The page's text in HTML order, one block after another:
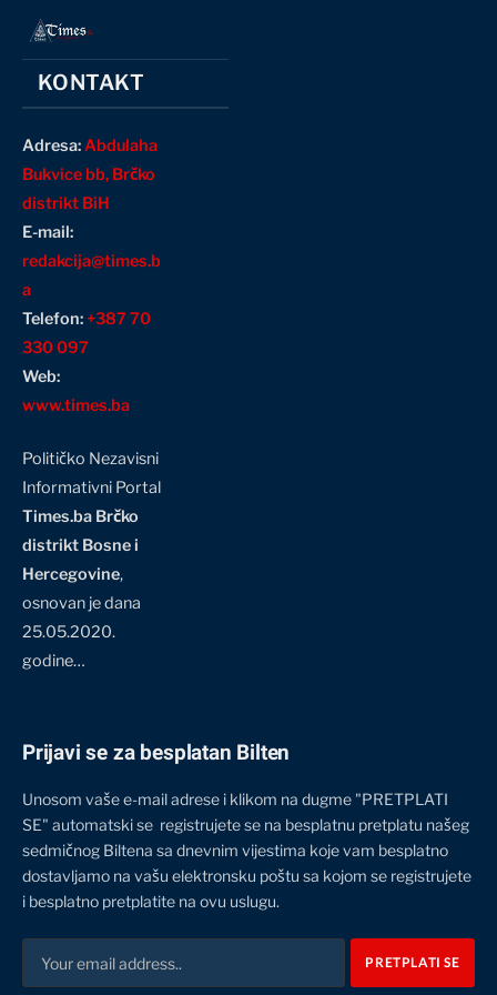
KONTAKT
Adresa:Abdulaha
Bukvice bb, Brčko
distrikt BiH
E-mail:
redakcija@times.b
a
Telefon:+387 70
330 097
Web:
www.times.ba
Političko Nezavisni
Informativni Portal
Times.ba Brčko
distrikt Bosne i
Hercegovine,
osnovan je dana
25.05.2020.
godine…
Prijavi se za besplatan Bilten
Unosom vaše e-mail adrese i klikom na dugme "PRETPLATI
SE" automatski se registrujete se na besplatnu pretplatu našeg
sedmičnog Biltena sa dnevnim vijestima koje vam besplatno
dostavljamo na vašu elektronsku poštu sa kojom se registrujete
i besplatno pretplatite na ovu uslugu.